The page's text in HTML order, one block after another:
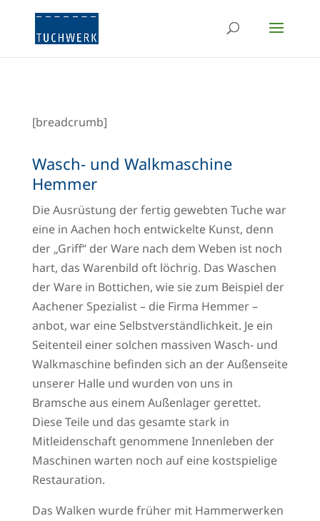
[breadcrumb]
Wasch- und Walkmaschine
Hemmer
Die Ausrüstung der fertig gewebten Tuche war
eine in Aachen hoch entwickelte Kunst, denn
der „Griff“ der Ware nach dem Weben ist noch
hart, das Warenbild oft löchrig. Das Waschen
der Ware in Bottichen, wie sie zum Beispiel der
Aachener Spezialist – die Firma Hemmer –
anbot, war eine Selbstverständlichkeit. Je ein
Seitenteil einer solchen massiven Wasch- und
Walkmaschine befinden sich an der Außenseite
unserer Halle und wurden von uns in
Bramsche aus einem Außenlager gerettet.
Diese Teile und das gesamte stark in
Mitleidenschaft genommene Innenleben der
Maschinen warten noch auf eine kostspielige
Restauration.
Das Walken wurde früher mit Hammerwerken